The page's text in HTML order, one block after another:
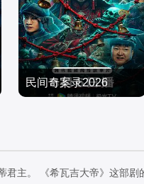
民间奇案录2026
2026/中国大陆
主。 《希瓦吉大帝》这部